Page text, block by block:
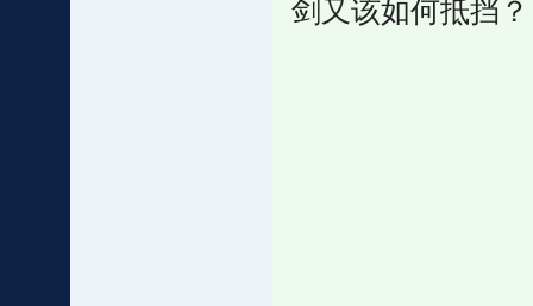
剑又该如何抵挡？